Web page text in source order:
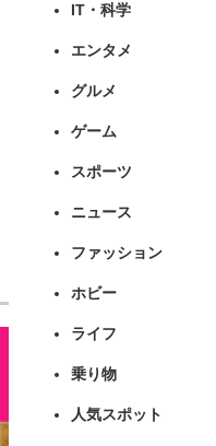
IT・科学
エンタメ
グルメ
ゲーム
スポーツ
ニュース
ファッション
ホビー
ライフ
乗り物
人気スポット